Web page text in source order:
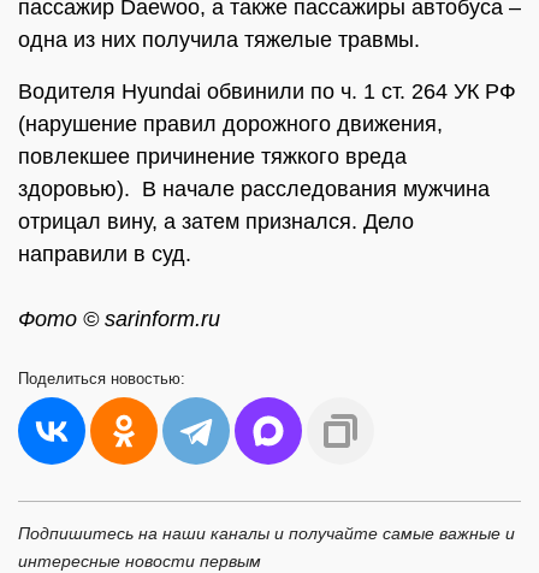
пассажир Daewoo, а также пассажиры автобуса –
одна из них получила тяжелые травмы.
Водителя Hyundai обвинили по ч. 1 ст. 264 УК РФ
(нарушение правил дорожного движения,
повлекшее причинение тяжкого вреда
здоровью). В начале расследования мужчина
отрицал вину, а затем признался. Дело
направили в суд.
Фото © sarinform.ru
Поделиться новостью:
Подпишитесь на наши каналы и получайте самые важные и
интересные новости первым